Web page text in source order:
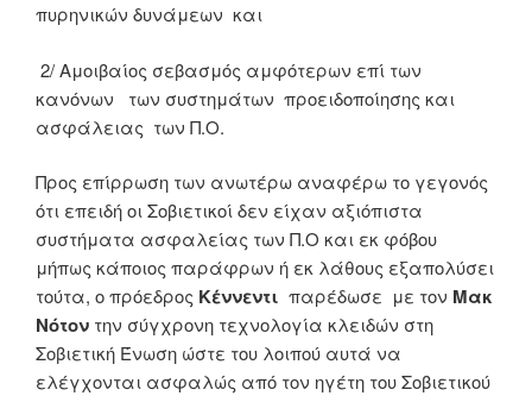
πυρηνικών δυνάμεων και
2/ Αμοιβαίος σεβασμός αμφότερων επί των
κανόνων των συστημάτων προειδοποίησης και
ασφάλειας των Π.Ο.
Προς επίρρωση των ανωτέρω αναφέρω το γεγονός
ότι επειδή οι Σοβιετικοί δεν είχαν αξιόπιστα
συστήματα ασφαλείας των Π.Ο και εκ φόβου
μήπως κάποιος παράφρων ή εκ λάθους εξαπολύσει
τούτα, ο πρόεδρος Κέννεντι παρέδωσε με τον Μακ
Νότον την σύγχρονη τεχνολογία κλειδών στη
Σοβιετική Ένωση ώστε του λοιπού αυτά να
ελέγχονται ασφαλώς από τον ηγέτη του Σοβιετικού